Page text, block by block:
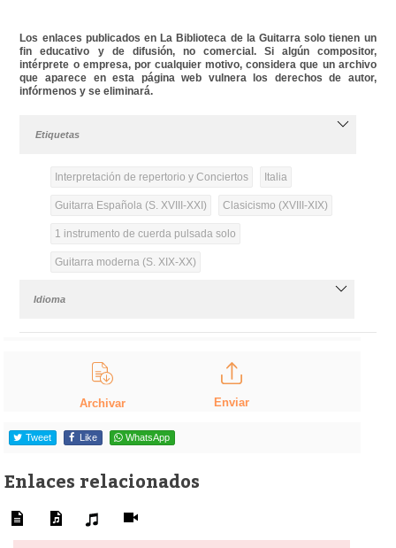
Los enlaces publicados en La Biblioteca de la Guitarra solo tienen un
fin educativo y de difusión, no comercial. Si algún compositor,
intérprete o empresa, por cualquier motivo, considera que un archivo
que aparece en esta página web vulnera los derechos de autor,
infórmenos y se eliminará.
Etiquetas
Interpretación de repertorio y Conciertos Italia
Guitarra Española (S. XVIII-XXI) Clasicismo (XVIII-XIX)
1 instrumento de cuerda pulsada solo
Guitarra moderna (S. XIX-XX)
Idioma
Archivar Enviar
Tweet Like WhatsApp
Enlaces relacionados